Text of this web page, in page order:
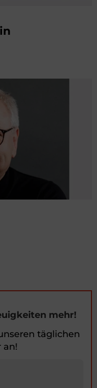
mehr!
täglichen
an!